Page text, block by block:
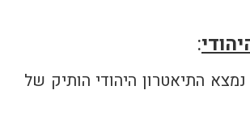
:
נמצא התיאטרון היהודי הותיק של